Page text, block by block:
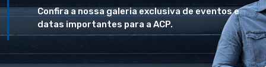
Confira a nossa galeria exclusiva de eventos e
datas importantes para a ACP.